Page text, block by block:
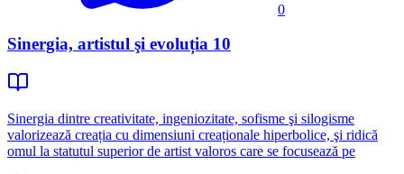
0
Sinergia, artistul şi evoluția 10
Sinergia dintre creativitate, ingeniozitate, sofisme şi silogisme
valorizează creația cu dimensiuni creaționale hiperbolice, şi ridică
omul la statutul superior de artist valoros care se focusează pe